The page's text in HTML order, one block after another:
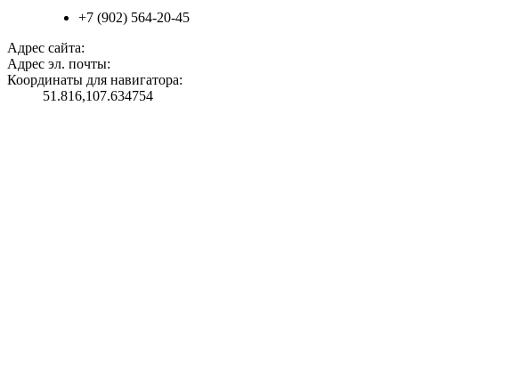
+7 (902) 564-20-45
Адрес сайта:
Адрес эл. почты:
Координаты для навигатора:
51.816,107.634754